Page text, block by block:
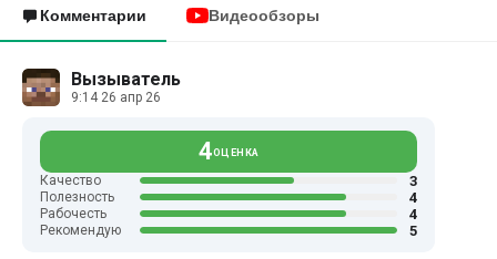
Комментарии Видеообзоры
Вызыватель
9:14 26 апр 26
4ОЦЕНКА
Качество 3
Полезность 4
Рабочесть 4
Рекомендую 5